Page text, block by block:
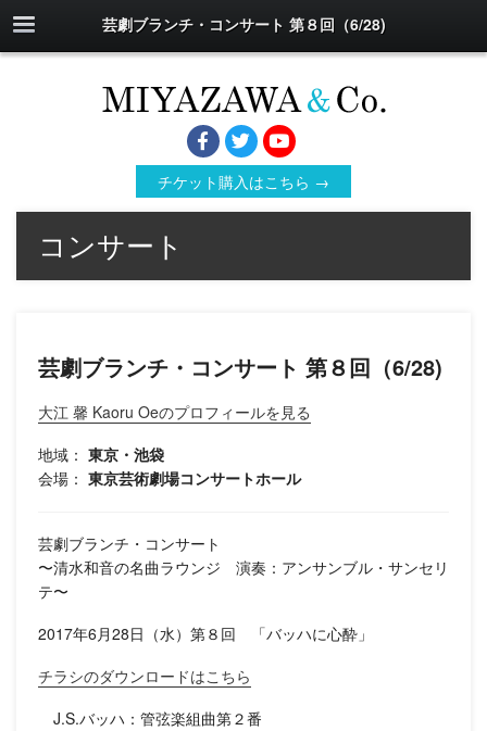
芸劇ブランチ・コンサート 第８回（6/28)
チケット購入はこちら →
コンサート
芸劇ブランチ・コンサート 第８回（6/28)
大江 馨 Kaoru Oeのプロフィールを見る
地域： 東京・池袋
会場： 東京芸術劇場コンサートホール
芸劇ブランチ・コンサート
〜清水和音の名曲ラウンジ 演奏：アンサンブル・サンセリ
テ〜
2017年6月28日（水）第８回 「バッハに心酔」
チラシのダウンロードはこちら
J.S.バッハ：管弦楽組曲第２番